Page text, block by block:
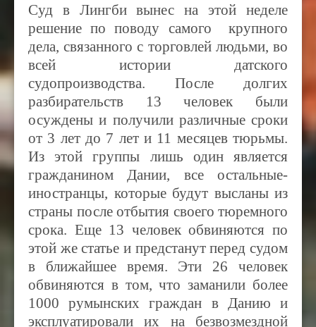
Cуд в Лингби вынес на этой неделе
решение по поводу самого крупного
дела, связанного с торговлей людьми, во
всей истории датского
судопроизводства. После долгих
разбирательств 13 человек были
осуждены и получили различные сроки
от 3 лет до 7 лет и 11 месяцев тюрьмы.
Из этой группы лишь один является
гражданином Дании, все остальные-
иностранцы, которые будут высланы из
страны после отбытия своего тюремного
срока. Еще 13 человек обвиняются по
этой же статье и предстанут перед судом
в ближайшее время. Эти 26 человек
обвиняются в том, что заманили более
1000 румынских граждан в Данию и
эксплуатировали их на безвозмездной